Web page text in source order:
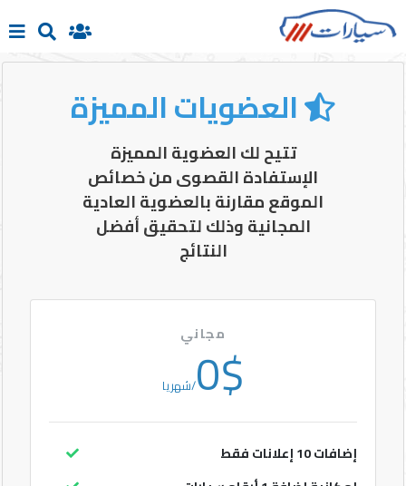
الرئيسية
الدخول
العضويات المميزة
تتيح لك العضوية المميزة
الإستفادة القصوى من خصائص
الموقع مقارنة بالعضوية العادية
المجانية وذلك لتحقيق أفضل
النتائج
مجاني
0$/شهريا
إضافات 10 إعلانات فقط